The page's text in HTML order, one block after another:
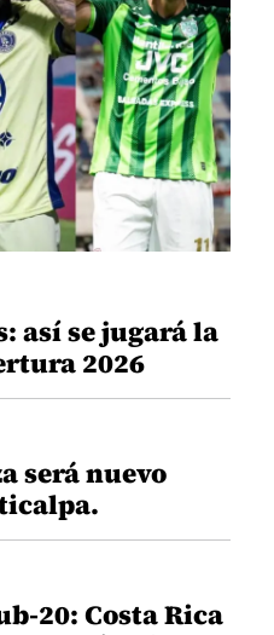
así se jugará la
2026
será nuevo
20: Costa Rica